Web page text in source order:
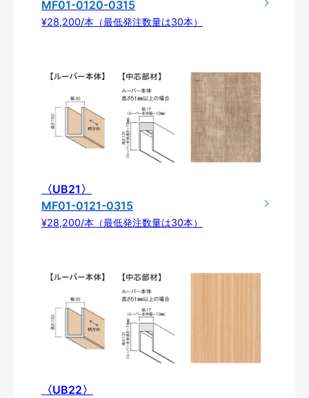
MF01-0120-0315
¥28,200/本（最低発注数量は30本）
〈UB21〉
MF01-0121-0315
¥28,200/本（最低発注数量は30本）
〈UB22〉